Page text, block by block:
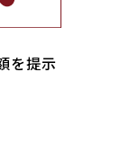
を提示